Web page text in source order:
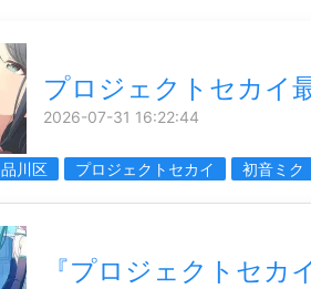
プロジェクトセカイ
2026-07-31 16:22:44
品川区 プロジェクトセカイ 初音ミク
『プロジェクトセカ